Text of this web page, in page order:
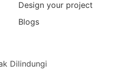
Design your project
Blogs
Dilindungi